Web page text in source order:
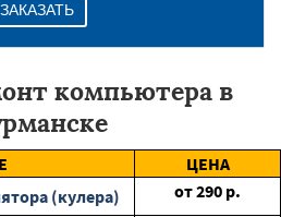
ЗАКАЗАТЬ
компьютера в
ЦЕНА
(кулера)
от290 р.